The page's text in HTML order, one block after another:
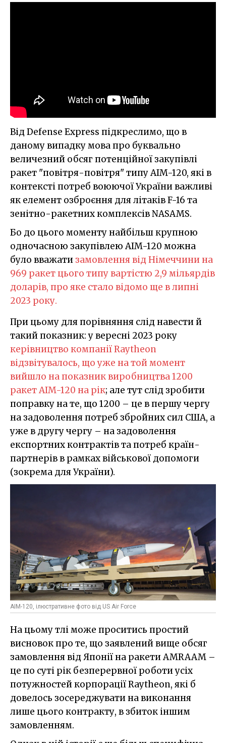
Від Defense Express підкреслимо, що в
даному випадку мова про буквально
величезний обсяг потенційної закупівлі
ракет "повітря-повітря" типу AIM-120, які в
контексті потреб воюючої України важливі
як елемент озброєння для літаків F-16 та
зенітно-ракетних комплексів NASAMS.
Бо до цього моменту найбільш крупною
одночасною закупівлею AIM-120 можна
було вважати замовлення від Німеччини на
969 ракет цього типу вартістю 2,9 мільярдів
доларів, про яке стало відомо ще в липні
2023 року.
При цьому для порівняння слід навести й
такий показник: у вересні 2023 року
керівництво компанії Raytheon
відзвітувалось, що уже на той момент
вийшло на показник виробництва 1200
ракет AIM-120 на рік; але тут слід зробити
поправку на те, що 1200 – це в першу чергу
на задоволення потреб збройних сил США, а
уже в другу чергу – на задоволення
експортних контрактів та потреб країн-
партнерів в рамках військової допомоги
(зокрема для України).
AIM-120, ілюстративне фото від US Air Force
На цьому тлі може проситись простий
висновок про те, що заявлений вище обсяг
замовлення від Японії на ракети AMRAAM –
це по суті рік безперервної роботи усіх
потужностей корпорації Raytheon, які б
довелось зосереджувати на виконання
лише цього контракту, в збиток іншим
замовленням.